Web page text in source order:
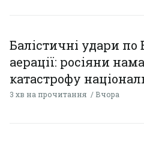
Балістичні удари по
аерації: росіяни
катастрофу
3 хв на прочитання Вчора